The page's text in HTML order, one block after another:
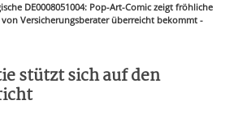
DE0008051004: Pop-Art-Comic zeigt fröhliche
von Versicherungsberater überreicht bekommt -
stützt sich auf den